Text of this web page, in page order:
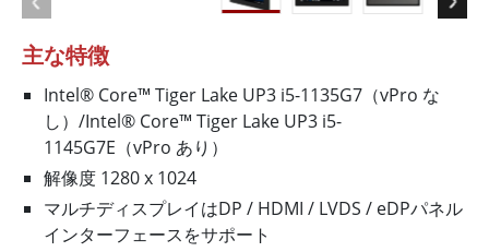
主な特徴
Intel® Core™ Tiger Lake UP3 i5-1135G7（vPro な
し）/Intel® Core™ Tiger Lake UP3 i5-
1145G7E（vPro あり）
解像度 1280 x 1024
マルチディスプレイはDP / HDMI / LVDS / eDPパネル
インターフェースをサポート